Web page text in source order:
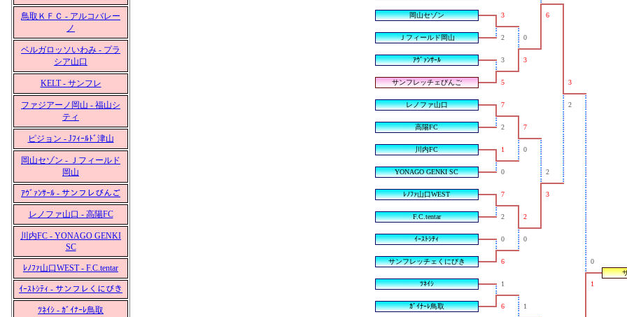
鳥取ＫＦＣ - アルコバレー
ノ
ベルガロッソいわみ - プラ
シア山口
KELT - サンフレ
ファジアーノ岡山 - 福山シ
ティ
ピジョン - Jﾌｨｰﾙﾄﾞ津山
岡山セゾン - Ｊフィールド
岡山
ｱｳﾞｧﾝｻｰﾙ - サンフレびんご
レノファ山口 - 高陽FC
川内FC - YONAGO GENKI
SC
ﾚﾉﾌｧ山口WEST - F.C.tentar
ｲｰｽﾄｼﾃｨ - サンフレくにびき
ﾂﾈｲｼ - ｶﾞｲﾅｰﾚ鳥取
岡山セゾン 3 6
Ｊフィールド岡山 2 0
ｱｳﾞｧﾝｻｰﾙ 3 3
サンフレッチェびんご 5 3
レノファ山口 7 2
高陽FC 2 7
川内FC 1 0
YONAGO GENKI SC 0 2
ﾚﾉﾌｧ山口WEST 7 3
F.C.tentar 2 2
ｲｰｽﾄｼﾃｨ 0 0
サンフレッチェくにびき 6 0
ﾂﾈｲｼ
1 1
ｶﾞｲﾅｰﾚ鳥取 6 1